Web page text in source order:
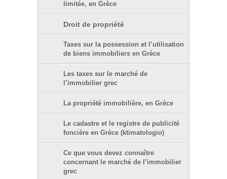
limitée, en Grèce
Droit de propriété
Taxes sur la possession et l’utilisation
de biens immobiliers en Grèce
Les taxes sur le marché de
l’immobilier grec
La propriété immobilière, en Grèce
Le cadastre et le registre de publicité
foncière en Grèce (ktimatologio)
Ce que vous devez connaître
concernant le marché de l’immobilier
grec